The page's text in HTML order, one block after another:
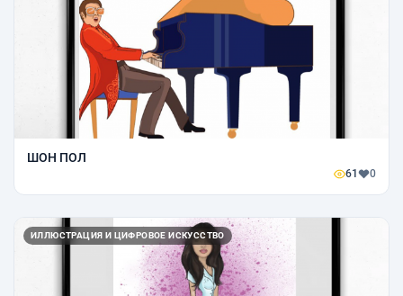
ШОН ПОЛ
61 0
ИЛЛЮСТРАЦИЯ И ЦИФРОВОЕ ИСКУССТВО